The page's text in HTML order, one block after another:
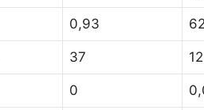
0,93
37
0